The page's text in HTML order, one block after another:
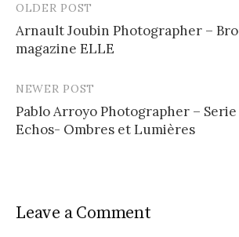
Post
navigation
OLDER POST
Arnault Joubin Photographer –
magazine ELLE
NEWER POST
Pablo Arroyo Photographer –
Echos- Ombres et Lumières
Leave a Comment